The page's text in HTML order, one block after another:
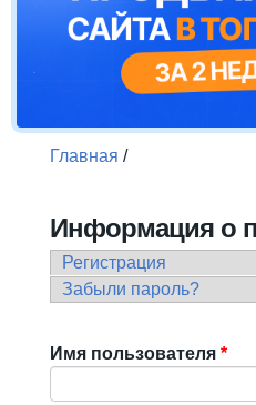
Главная /
Информация о
Главные вкладки
Регистрация
Забыли пароль?
Имя пользователя *